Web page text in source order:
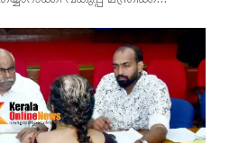
ഏക്കറിൽ അധികം വരുന്ന